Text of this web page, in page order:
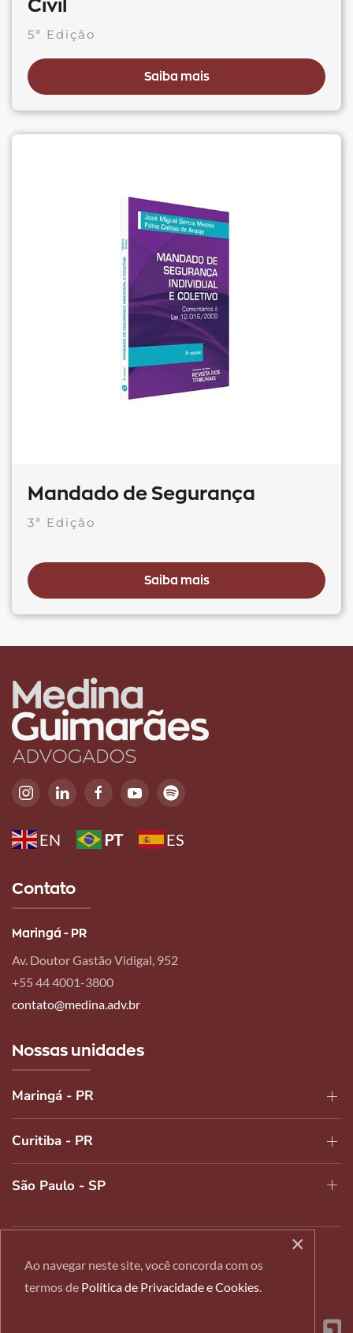
Civil
5ª Edição
Saiba mais
Mandado de Segurança
3ª Edição
Saiba mais
EN PT ES
Contato
Maringá - PR
Av. Doutor Gastão Vidigal, 952
+55 44 4001-3800
contato@medina.adv.br
Nossas unidades
Maringá - PR
Curitiba - PR
São Paulo - SP
2024 © Todos os Direitos Reservados | Política de
Privacidade e Cookies
×
Ao navegar neste site, você concorda com os
termos de Política de Privacidade e Cookies.